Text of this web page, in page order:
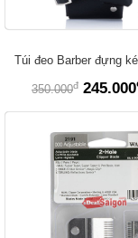
Túi đeo Barber đựng
350.000đ 245.000